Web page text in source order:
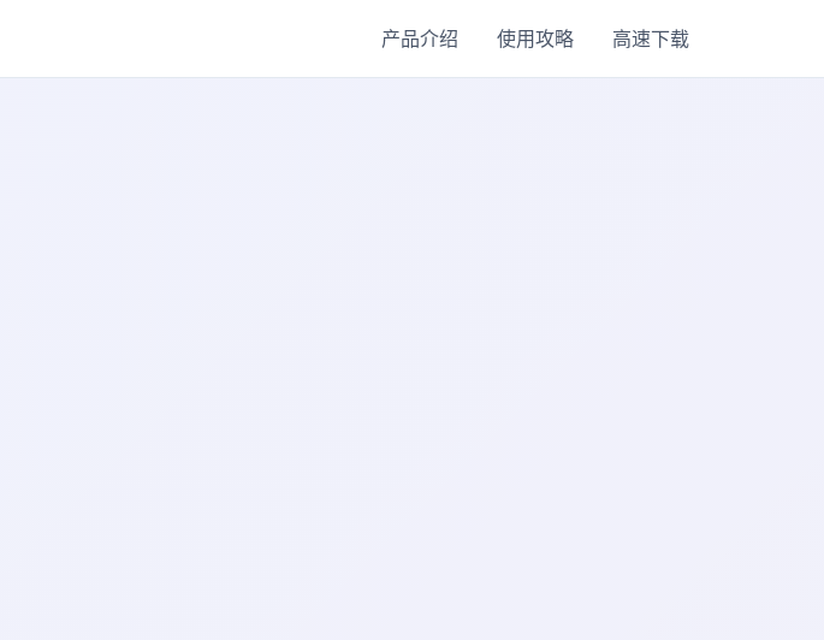
产品介绍 使用攻略 高速下载